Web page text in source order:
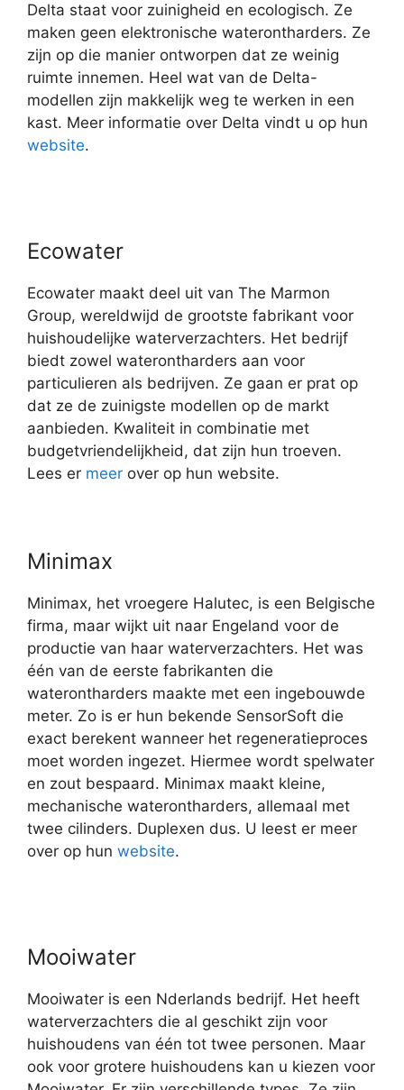
Delta staat voor zuinigheid en ecologisch. Ze
maken geen elektronische waterontharders. Ze
zijn op die manier ontworpen dat ze weinig
ruimte innemen. Heel wat van de Delta-
modellen zijn makkelijk weg te werken in een
kast. Meer informatie over Delta vindt u op hun
website.
Ecowater
Ecowater maakt deel uit van The Marmon
Group, wereldwijd de grootste fabrikant voor
huishoudelijke waterverzachters. Het bedrijf
biedt zowel waterontharders aan voor
particulieren als bedrijven. Ze gaan er prat op
dat ze de zuinigste modellen op de markt
aanbieden. Kwaliteit in combinatie met
budgetvriendelijkheid, dat zijn hun troeven.
Lees er meer over op hun website.
Minimax
Minimax, het vroegere Halutec, is een Belgische
firma, maar wijkt uit naar Engeland voor de
productie van haar waterverzachters. Het was
één van de eerste fabrikanten die
waterontharders maakte met een ingebouwde
meter. Zo is er hun bekende SensorSoft die
exact berekent wanneer het regeneratieproces
moet worden ingezet. Hiermee wordt spelwater
en zout bespaard. Minimax maakt kleine,
mechanische waterontharders, allemaal met
twee cilinders. Duplexen dus. U leest er meer
over op hun website.
Mooiwater
Mooiwater is een Nderlands bedrijf. Het heeft
waterverzachters die al geschikt zijn voor
huishoudens van één tot twee personen. Maar
ook voor grotere huishoudens kan u kiezen voor